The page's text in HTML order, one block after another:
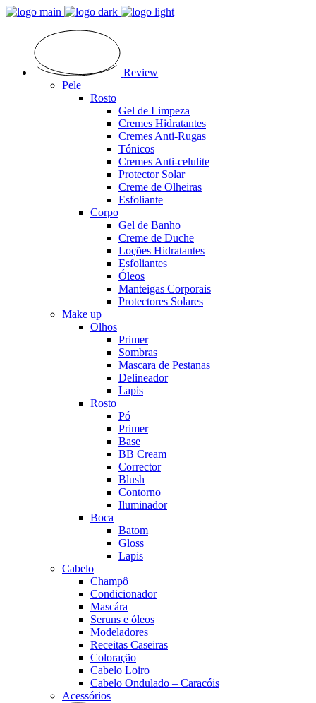
Review
Pele
Rosto
Gel de Limpeza
Cremes Hidratantes
Cremes Anti-Rugas
Tónicos
Cremes Anti-celulite
Protector Solar
Creme de Olheiras
Esfoliante
Corpo
Gel de Banho
Creme de Duche
Loções Hidratantes
Esfoliantes
Óleos
Manteigas Corporais
Protectores Solares
Make up
Olhos
Primer
Sombras
Mascara de Pestanas
Delineador
Lapis
Rosto
Pó
Primer
Base
BB Cream
Corrector
Blush
Contorno
Iluminador
Boca
Batom
Gloss
Lapis
Cabelo
Champô
Condicionador
Mascára
Seruns e óleos
Modeladores
Receitas Caseiras
Coloração
Cabelo Loiro
Cabelo Ondulado – Caracóis
Acessórios